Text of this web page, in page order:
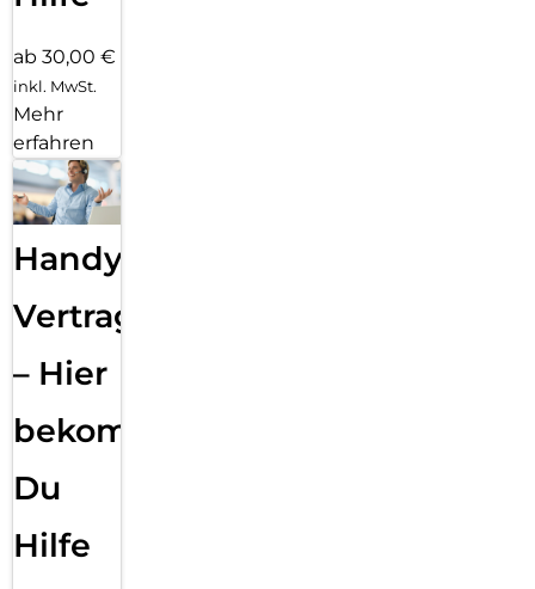
ab 30,00 €
inkl. MwSt.
Mehr
erfahren
Handy
Vertragsabwicklung
– Hier
bekommst
Du
Hilfe